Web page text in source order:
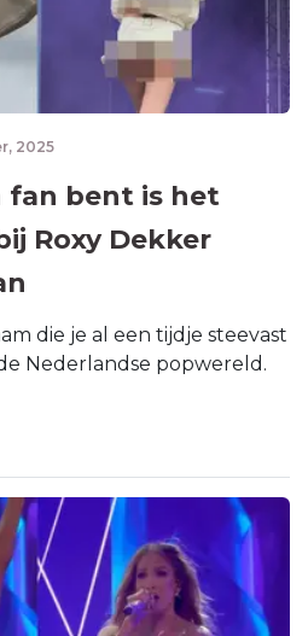
2025
fan bent is het
Roxy Dekker
die je al een tijdje steevast
Nederlandse popwereld.